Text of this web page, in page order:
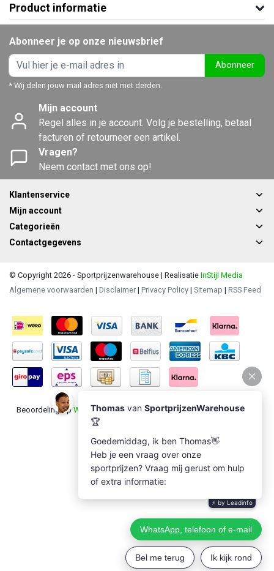
Product informatie
Abonneer je op onze nieuwsbrief
Abonneer
* Wij delen jouw mail adres niet met derden.
Mijn account
Regel alles in je account. Volg je bestelling, betaal
facturen of retourneer een artikel.
Vragen?
Neem contact met ons op!
Klantenservice
Mijn account
Categorieën
Contactgegevens
© Copyright 2026 - Sportprijzenwarehouse | Realisatie InStijl Media
Algemene voorwaarden | Disclaimer | Privacy Policy | Sitemap | RSS Feed
Beoordeling opWebwinkel Keurvoor Sportprijzenwarehouse: 9.5/10
(1235 beoordelingen)